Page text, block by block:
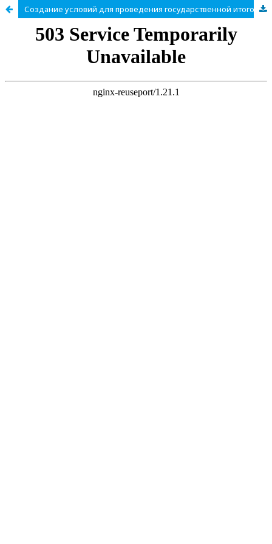
Создание условий для проведения государственной итоговой аттестации обучающихся с использованием механизма демонстрационного экзамена по стандартам «Ворлдскиллс»